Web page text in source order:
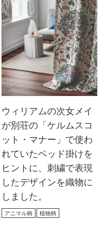
ウィリアムの次女メイ
が別荘の「ケルムスコ
ット・マナー」で使わ
れていたベッド掛けを
ヒントに、刺繍で表現
したデザインを織物に
しました。
アニマル柄 植物柄